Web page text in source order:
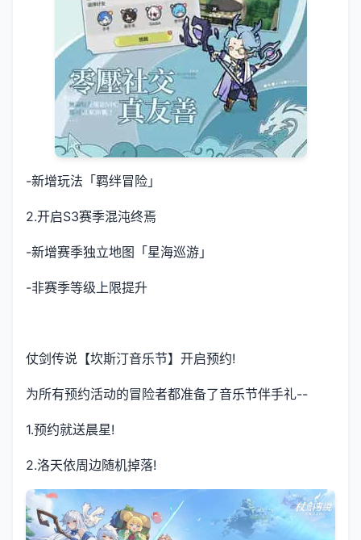
-新增玩法「羁绊冒险」
2.开启S3赛季混沌终焉
-新增赛季独立地图「星海巡游」
-非赛季等级上限提升
仗剑传说【坎斯汀音乐节】开启预约!
为所有预约活动的冒险者都准备了音乐节伴手礼--
1.预约就送晨星!
2.洛天依周边随机掉落!